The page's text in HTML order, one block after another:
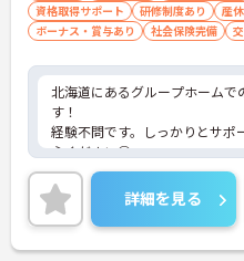
資格取得サポート
研修制度あり
産
ボーナス・賞与あり
社会保険完備
北海道にあるグループホームで
す！
経験不問です。しっかりとサポ
心ください◎
残業も月5時間程度と少なめな
の時間を大切にできます☆
ご興味のある方には、面接対策
に詳細をお話しいたしますので
さい！
詳細を見る